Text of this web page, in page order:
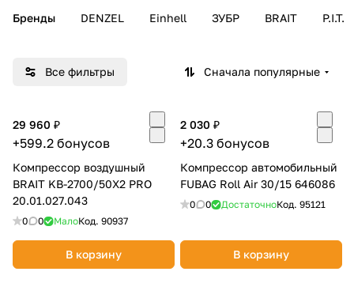
Бренды DENZEL Einhell ЗУБР BRAIT P.I.T.
Все фильтры Сначала популярные
29 960 ₽
+599.2 бонусов
Компрессор воздушный
BRAIT KB-2700/50X2 PRO
20.01.027.043
0 0 МалоКод. 90937
В корзину
2 030 ₽
+20.3 бонусов
Компрессор автомобильный
FUBAG Roll Air 30/15 646086
0 0 ДостаточноКод. 95121
В корзину
выбранный способом
Оставшиеся75
% будут
списыватьсяс вашей карты
по25 каждые 2 недели